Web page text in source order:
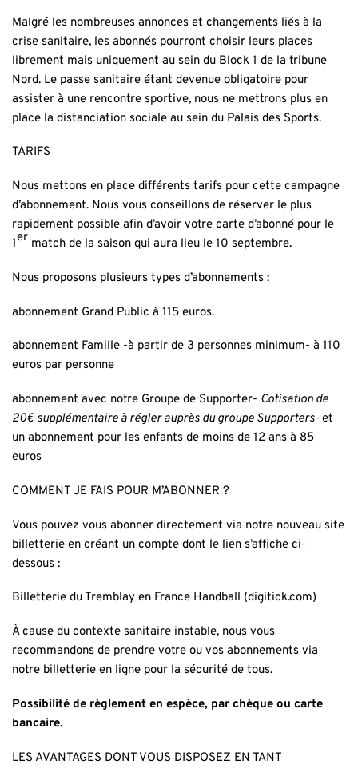
Malgré les nombreuses annonces et changements liés à la
crise sanitaire, les abonnés pourront choisir leurs places
librement mais uniquement au sein du Block 1 de la tribune
Nord. Le passe sanitaire étant devenue obligatoire pour
assister à une rencontre sportive, nous ne mettrons plus en
place la distanciation sociale au sein du Palais des Sports.
TARIFS
Nous mettons en place différents tarifs pour cette campagne
d’abonnement. Nous vous conseillons de réserver le plus
rapidement possible afin d’avoir votre carte d’abonné pour le
1er match de la saison qui aura lieu le 10 septembre.
Nous proposons plusieurs types d’abonnements :
abonnement Grand Public à 115 euros.
abonnement Famille -à partir de 3 personnes minimum- à 110
euros par personne
abonnement avec notre Groupe de Supporter- Cotisation de
20€ supplémentaire à régler auprès du groupe Supporters-et
un abonnement pour les enfants de moins de 12 ans à 85
euros
COMMENT JE FAIS POUR M’ABONNER ?
Vous pouvez vous abonner directement via notre nouveau site
billetterie en créant un compte dont le lien s’affiche ci-
dessous :
Billetterie du Tremblay en France Handball (digitick.com)
À cause du contexte sanitaire instable, nous vous
recommandons de prendre votre ou vos abonnements via
notre billetterie en ligne pour la sécurité de tous.
Possibilité de règlement en espèce, par chèque ou carte
bancaire.
LES AVANTAGES DONT VOUS DISPOSEZ EN TANT